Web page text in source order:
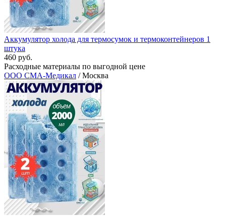
Аккумулятор холода для термосумок и термоконтейнеров 1
штука
460 руб.
Расходные материалы по выгодной цене
ООО СМА-Медикал / Москва